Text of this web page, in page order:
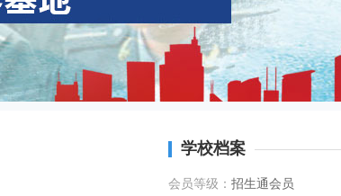
学校档案
会员等级： 招生通会员